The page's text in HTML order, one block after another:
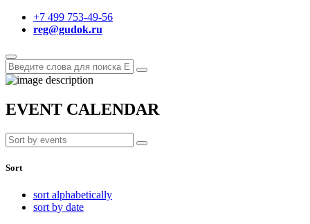
+7 499 753-49-56
reg@gudok.ru
EVENT CALENDAR
Sort
sort alphabetically
sort by date